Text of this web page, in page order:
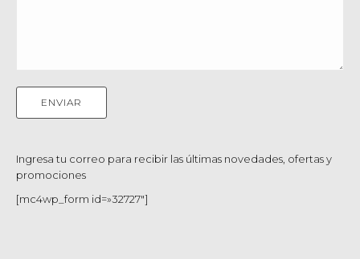
Ingresa tu correo para recibir las últimas novedades, ofertas y
promociones
[mc4wp_form id=»32727″]